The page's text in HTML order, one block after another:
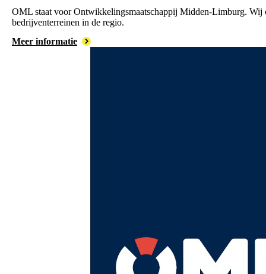
OML staat voor Ontwikkelingsmaatschappij Midden-Limburg. Wij
bedrijventerreinen in de regio.
Meer informatie